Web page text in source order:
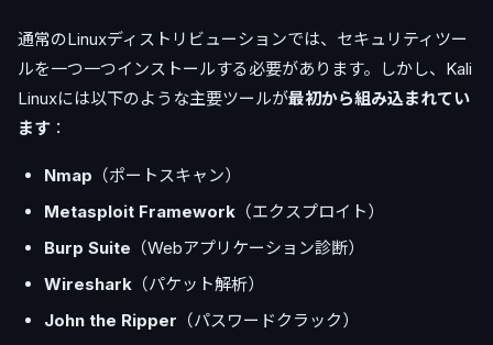
通常のLinuxディストリビューションでは、セキュリティツー
ルを一つ一つインストールする必要があります。しかし、Kali
Linuxには以下のような主要ツールが最初から組み込まれてい
ます ：
Nmap （ポートスキャン）
Metasploit Framework （エクスプロイト）
Burp Suite （Webアプリケーション診断）
Wireshark （パケット解析）
John the Ripper （パスワードクラック）